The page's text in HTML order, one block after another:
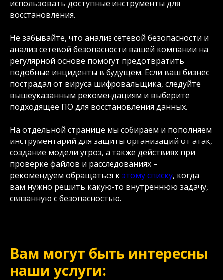
использовать доступные инструменты для
восстановления.
Не забывайте, что анализ сетевой безопасности и
анализ сетевой безопасности вашей компании на
регулярной основе помогут предотвратить
подобные инциденты в будущем. Если ваш бизнес
пострадал от вируса шифровальщика, следуйте
вышеуказанным рекомендациям и выберите
подходящее ПО для восстановления данных.
На отдельной странице мы собираем и пополняем
инструментарий для защиты организаций от атак,
создание модели угроз, а также действиях при
проверке файлов и расследованиях –
рекомендуем обращаться кэтому списку, когда
вам нужно решить какую-то внутреннюю задачу,
связанную с безопасностью.
Вам могут быть интересны
наши услуги: